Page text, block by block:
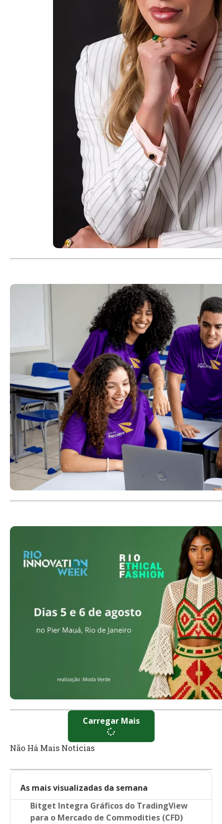
Carregar Mais
Não Há Mais Notícias
As mais visualizadas da semana
Bitget Integra Gráficos do TradingView
para o Mercado de Commodities (CFD)